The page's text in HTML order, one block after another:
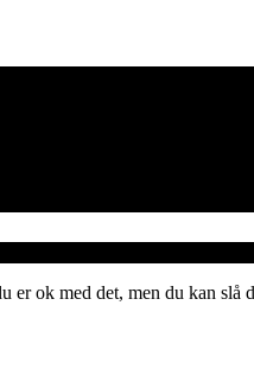
er ok med det, men du kan slå